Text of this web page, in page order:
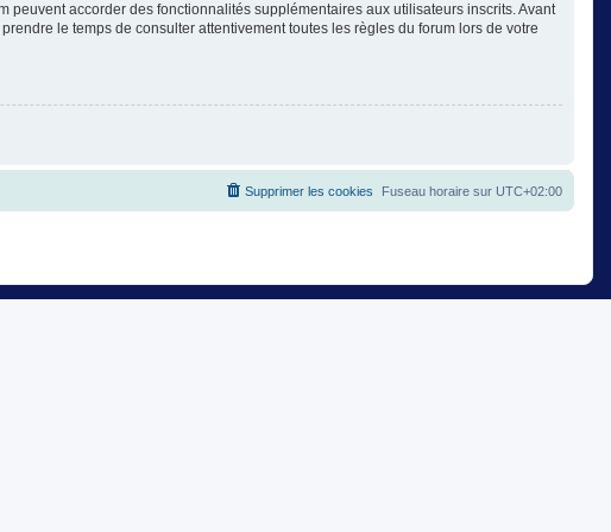
peuvent accorder des fonctionnalités supplémentaires aux utilisateurs inscrits. Avant
le temps de consulter attentivement toutes les règles du forum lors de votre
Fuseau horaire sur UTC+02:00
Supprimer les cookies